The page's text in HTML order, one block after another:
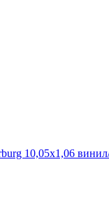
10,05x1,06